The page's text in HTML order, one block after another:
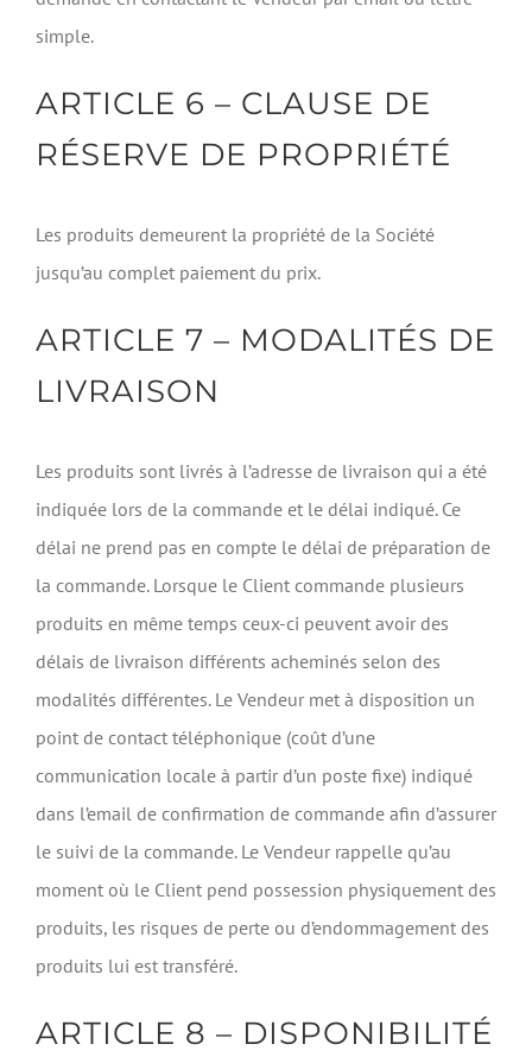
simple.
ARTICLE 6 – CLAUSE DE
RÉSERVE DE PROPRIÉTÉ
Les produits demeurent la propriété de la Société
jusqu’au complet paiement du prix.
ARTICLE 7 – MODALITÉS DE
LIVRAISON
Les produits sont livrés à l’adresse de livraison qui a été
indiquée lors de la commande et le délai indiqué. Ce
délai ne prend pas en compte le délai de préparation de
la commande. Lorsque le Client commande plusieurs
produits en même temps ceux-ci peuvent avoir des
délais de livraison différents acheminés selon des
modalités différentes. Le Vendeur met à disposition un
point de contact téléphonique (coût d’une
communication locale à partir d’un poste fixe) indiqué
dans l’email de confirmation de commande afin d’assurer
le suivi de la commande. Le Vendeur rappelle qu’au
moment où le Client pend possession physiquement des
produits, les risques de perte ou d’endommagement des
produits lui est transféré.
ARTICLE 8 – DISPONIBILITÉ